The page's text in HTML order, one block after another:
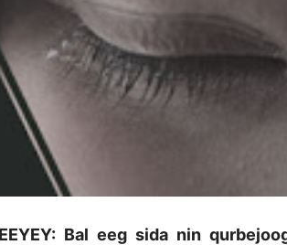
Bal eeg sida nin